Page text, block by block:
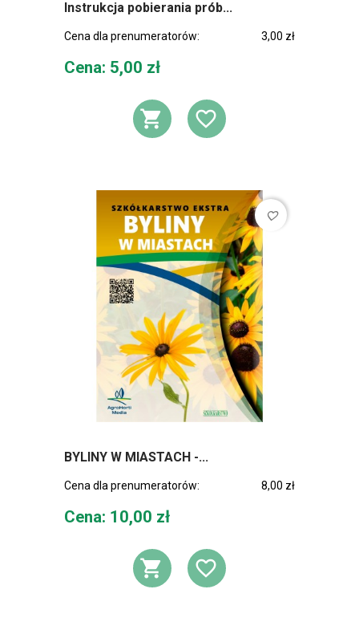
Instrukcja pobierania prób...
Cena dla prenumeratorów: 3,00 zł
Cena
Cena: 5,00 zł
DODAJ DO
DODAJ DO
favorite_border
BYLINY W MIASTACH -...
Cena dla prenumeratorów: 8,00 zł
Cena
Cena: 10,00 zł
DODAJ DO
DODAJ DO